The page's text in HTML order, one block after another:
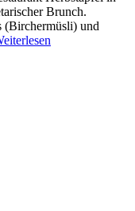
Brunch.
(Birchermüsli) und